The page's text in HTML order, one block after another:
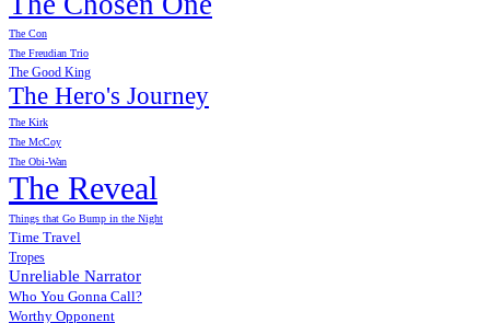
The Con
The Freudian Trio
The Good King
The Hero's Journey
The Kirk
The McCoy
The Obi-Wan
The Reveal
Things that Go Bump in the Night
Time Travel
Tropes
Unreliable Narrator
Who You Gonna Call?
Worthy Opponent